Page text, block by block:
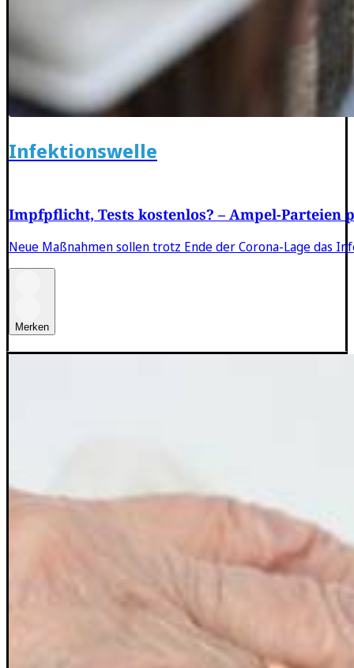
Infektionswelle
Impfpflicht, Tests kostenlos? – Ampel-Parteien
Neue Maßnahmen sollen trotz Ende der Corona-Lage das
Merken